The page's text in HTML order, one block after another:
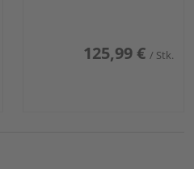
125,99 € / Stk.